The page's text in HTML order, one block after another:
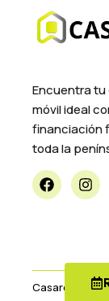
Encuentra tu
móvil ideal
financiación
toda la
Casaredia